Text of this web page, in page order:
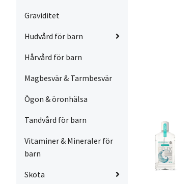
Graviditet
Hudvård för barn
Hårvård för barn
Magbesvär & Tarmbesvär
Ögon & öronhälsa
Tandvård för barn
Vitaminer & Mineraler för
barn
Sköta